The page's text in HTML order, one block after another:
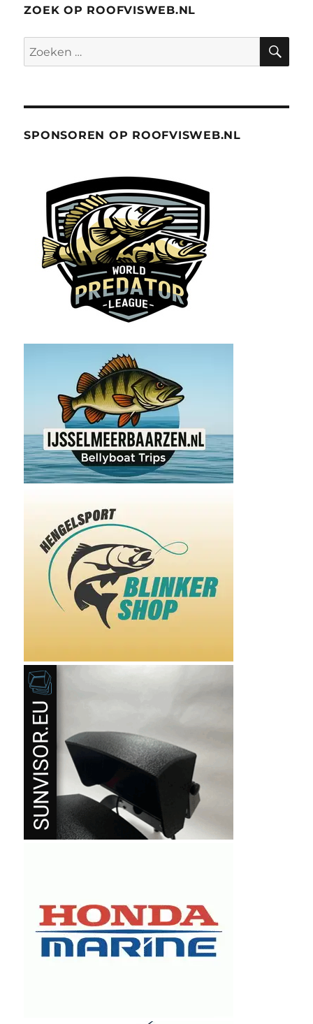
ZOEK OP ROOFVISWEB.NL
Zoeken
naar:
SPONSOREN OP ROOFVISWEB.NL